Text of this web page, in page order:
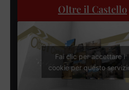
Oltre il Castello
Fai clic per accettare i
cookie per questo